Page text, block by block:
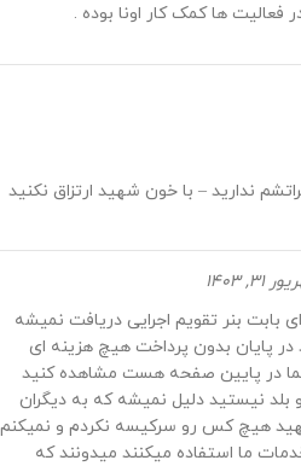
ها کمک کار اونا بوده .
ندارید – با خون شهید ارتزاق نکنید
31, 1403
بنر تقویم اجرایی دریافت نمیشه
در پایان بدون پرداخت هیچ هزینه ای
در پایین صفحه هست مشاهده کنید
نیستید دلیل نمیشه که به دیگران
هیچ کس رو سرکیسه نکردم و نمیکنم
ما استفاده میکنند میدونند که